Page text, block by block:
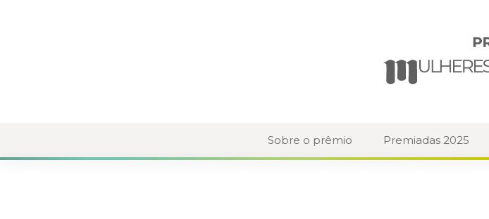
Sobre o prêmio Premiadas 2025